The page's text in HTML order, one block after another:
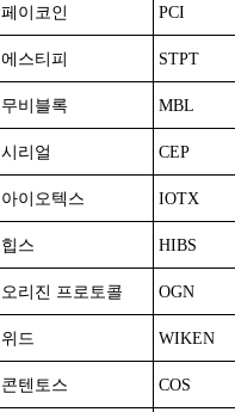
페이코인 PCI
에스티피 STPT
무비블록 MBL
시리얼 CEP
아이오텍스 IOTX
힙스 HIBS
오리진 프로토콜 OGN
위드 WIKEN
콘텐토스 COS